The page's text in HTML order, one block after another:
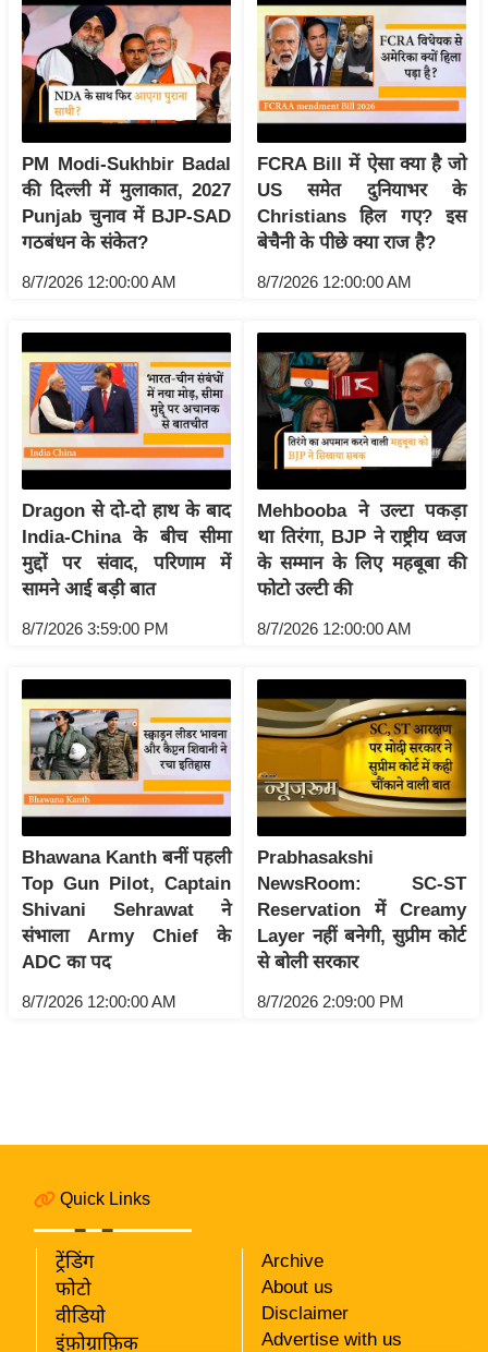
म
हि
मा
/
ध
र्म
स्थ
ल
व्र
त
हा
र
रा
शि
फ
ल
वि
शे
ष
वि
श्ले
ण
ट्रें
डिं
ग
Q
u
c
k
L
n
धा
स
भा
चु
PM Modi-Sukhbir Badal
की दिल्ली में मुलाकात, 2027
Punjab चुनाव में BJP-SAD
गठबंधन के संकेत?
8/7/2026 12:00:00 AM
FCRA Bill में ऐसा क्या है जो
US समेत दुनियाभर के
Christians हिल गए? इस
बेचैनी के पीछे क्या राज है?
8/7/2026 12:00:00 AM
Dragon से दो-दो हाथ के बाद
India-China के बीच सीमा
मुद्दों पर संवाद, परिणाम में
सामने आई बड़ी बात
8/7/2026 3:59:00 PM
Mehbooba ने उल्टा पकड़ा
था तिरंगा, BJP ने राष्ट्रीय ध्वज
के सम्मान के लिए महबूबा की
फोटो उल्टी की
8/7/2026 12:00:00 AM
Bhawana Kanth बनीं पहली
Top Gun Pilot, Captain
Shivani Sehrawat ने
संभाला Army Chief के
ADC का पद
8/7/2026 12:00:00 AM
Prabhasakshi
NewsRoom: SC-ST
Reservation में Creamy
Layer नहीं बनेगी, सुप्रीम कोर्ट
से बोली सरकार
8/7/2026 2:09:00 PM
Quick Links
ट्रेंडिंग
फोटो
वीडियो
इंफ़ोग्राफ़िक
Archive
About us
Disclaimer
Advertise with us